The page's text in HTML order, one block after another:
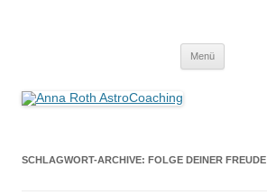
Menü
SCHLAGWORT-ARCHIVE: FOLGE DEINER FREUDE